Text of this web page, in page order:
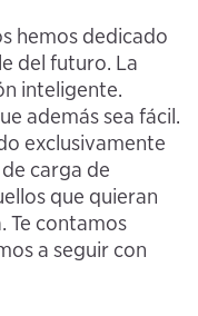
hemos dedicado
del futuro. La
inteligente.
además sea fácil.
exclusivamente
carga de
que quieran
Te contamos
a seguir con